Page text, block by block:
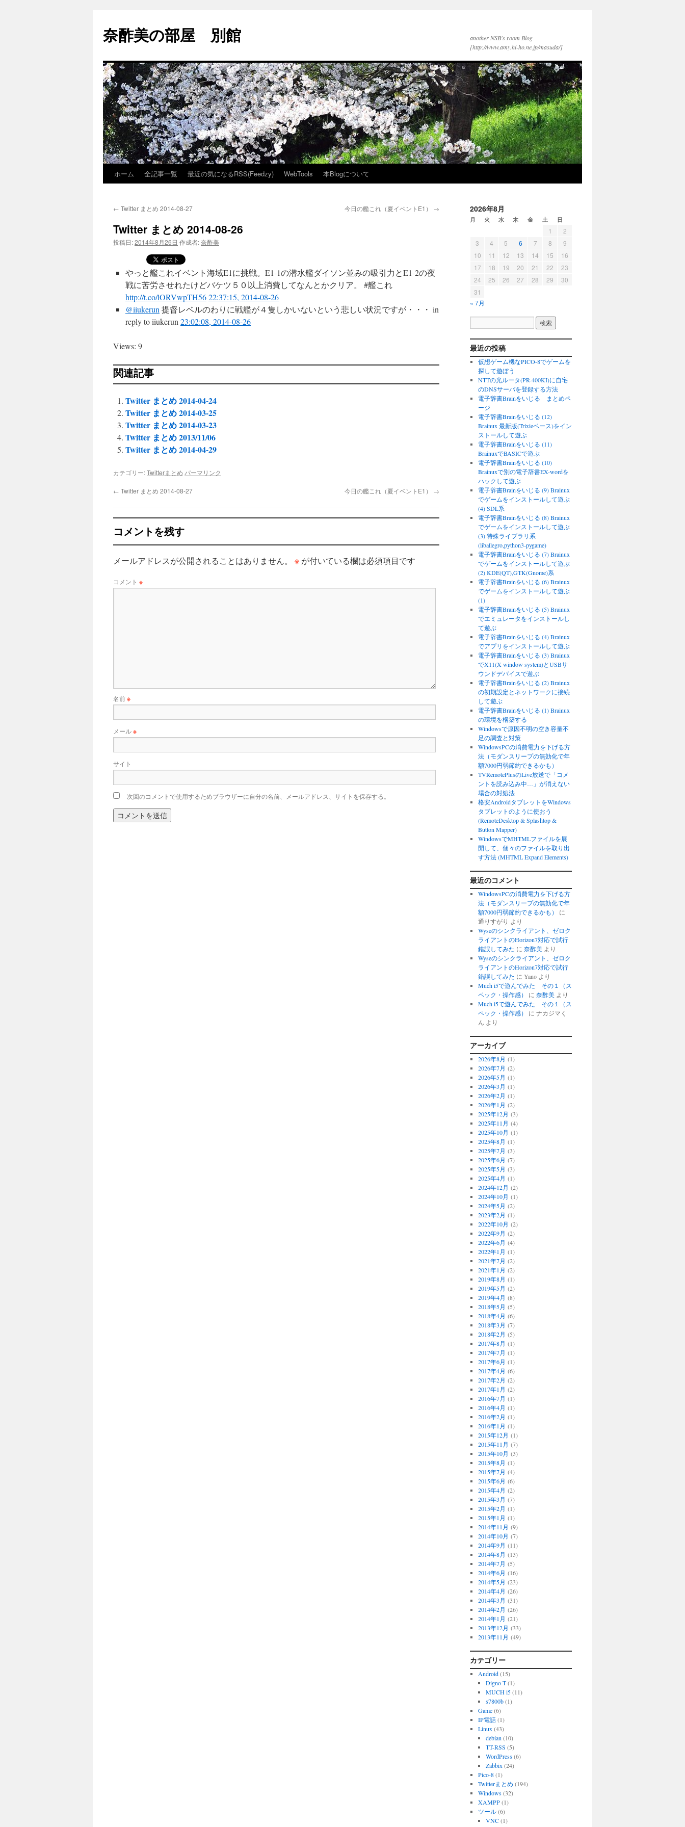
テ
ン
へ
ス
キ
ッ
プ
奈酢美の部屋 別館
another NSB's room Blog
[http://www.amy.hi-ho.ne.jp/masuda/]
ホーム 全記事一覧 最近の気になるRSS(Feedzy) WebTools 本Blogについて
← Twitter まとめ 2014-08-27 今日の艦これ（夏イベントE1） →
Twitter まとめ 2014-08-26
投稿日:2014年8月26日 作成者:奈酢美
やっと艦これイベント海域E1に挑戦。E1-1の潜水艦ダイソン並みの吸引力とE1-2の夜
戦に苦労させれたけどバケツ５０以上消費してなんとかクリア。 #艦これ
http://t.co/lORVwpTH5622:37:15, 2014-08-26
@iiukerun 提督レベルのわりに戦艦が４隻しかいないという悲しい状況ですが・・・ in
reply to iiukerun 23:02:08, 2014-08-26
Views: 9
関連記事
Twitter まとめ 2014-04-24
Twitter まとめ 2014-03-25
Twitter まとめ 2014-03-23
Twitter まとめ 2013/11/06
Twitter まとめ 2014-04-29
カテゴリー:Twitterまとめ パーマリンク
← Twitter まとめ 2014-08-27 今日の艦これ（夏イベントE1） →
コメントを残す
メールアドレスが公開されることはありません。 ※ が付いている欄は必須項目です
コメント ※
名前※
メール※
サイト
次回のコメントで使用するためブラウザーに自分の名前、メールアドレス、サイトを保存する。
2026年8月
月 火 水 木 金 土 日
1
2
3
4 5 6 7 8
9
10
11 12 13 14 15
16
17
18 19 20 21 22
23
24
25 26 27 28 29
30
31
« 7月
最近の投稿
仮想ゲーム機なPICO-8でゲームを
探して遊ぼう
NTTの光ルータ(PR-400KI)に自宅
のDNSサーバを登録する方法
電子辞書Brainをいじる まとめペ
ージ
電子辞書Brainをいじる (12)
Brainux 最新版(Trixieベース)をイン
ストールして遊ぶ
電子辞書Brainをいじる (11)
BrainuxでBASICで遊ぶ
電子辞書Brainをいじる (10)
Brainuxで別の電子辞書EX-wordを
ハックして遊ぶ
電子辞書Brainをいじる (9) Brainux
でゲームをインストールして遊ぶ
(4) SDL系
電子辞書Brainをいじる (8) Brainux
でゲームをインストールして遊ぶ
(3) 特殊ライブラリ系
(liballegro,python3-pygame)
電子辞書Brainをいじる (7) Brainux
でゲームをインストールして遊ぶ
(2) KDE(QT),GTK(Gnome)系
電子辞書Brainをいじる (6) Brainux
でゲームをインストールして遊ぶ
(1)
電子辞書Brainをいじる (5) Brainux
でエミュレータをインストールし
て遊ぶ
電子辞書Brainをいじる (4) Brainux
でアプリをインストールして遊ぶ
電子辞書Brainをいじる (3) Brainux
でX11(X window system)とUSBサ
ウンドデバイスで遊ぶ
電子辞書Brainをいじる (2) Brainux
の初期設定とネットワークに接続
して遊ぶ
電子辞書Brainをいじる (1) Brainux
の環境を構築する
Windowsで原因不明の空き容量不
足の調査と対策
WindowsPCの消費電力を下げる方
法（モダンスリープの無効化で年
額7000円弱節約できるかも）
TVRemotePlusのLive放送で「コメ
ントを読み込み中…」が消えない
場合の対処法
格安AndroidタブレットをWindows
タブレットのように使おう
(RemoteDesktop & Splashtop &
Button Mapper)
WindowsでMHTMLファイルを展
開して、個々のファイルを取り出
す方法 (MHTML Expand Elements)
最近のコメント
WindowsPCの消費電力を下げる方
法（モダンスリープの無効化で年
額7000円弱節約できるかも）
に
通りすがり より
Wyseのシンクライアント、ゼロク
ライアントのHorizon7対応で試行
錯誤してみた に 奈酢美より
Wyseのシンクライアント、ゼロク
ライアントのHorizon7対応で試行
錯誤してみた に Yanoより
Much i5で遊んでみた その１（ス
ペック・操作感）
に 奈酢美より
Much i5で遊んでみた その１（ス
ペック・操作感）
に ナカジマく
ん より
アーカイブ
2026年8月 (1)
2026年7月 (2)
2026年5月 (1)
2026年3月 (1)
2026年2月 (1)
2026年1月 (2)
2025年12月 (3)
2025年11月 (4)
2025年10月 (1)
2025年8月 (1)
2025年7月 (3)
2025年6月 (7)
2025年5月 (3)
2025年4月 (1)
2024年12月 (2)
2024年10月 (1)
2024年5月 (2)
2023年2月 (1)
2022年10月 (2)
2022年9月 (2)
2022年6月 (4)
2022年1月 (1)
2021年7月 (2)
2021年1月 (2)
2019年8月 (1)
2019年5月 (2)
2019年4月 (8)
2018年5月 (5)
2018年4月 (6)
2018年3月 (7)
2018年2月 (5)
2017年8月 (1)
2017年7月 (1)
2017年6月 (1)
2017年4月 (6)
2017年2月 (2)
2017年1月 (2)
2016年7月 (1)
2016年4月 (1)
2016年2月 (1)
2016年1月 (1)
2015年12月 (1)
2015年11月 (7)
2015年10月 (3)
2015年8月 (1)
2015年7月 (4)
2015年6月 (6)
2015年4月 (2)
2015年3月 (7)
2015年2月 (1)
2015年1月 (1)
2014年11月 (9)
2014年10月 (7)
2014年9月 (11)
2014年8月 (13)
2014年7月 (5)
2014年6月 (16)
2014年5月 (23)
2014年4月 (26)
2014年3月 (31)
2014年2月 (26)
2014年1月 (21)
2013年12月 (33)
2013年11月 (49)
カテゴリー
Android(15)
Digno T(1)
MUCH i5(11)
s7800b(1)
Game(6)
IP電話(1)
Linux (43)
debian (10)
TT-RSS (5)
WordPress(6)
Zabbix (24)
Pico-8(1)
Twitterまとめ (194)
Windows(32)
XAMPP(1)
ツール(6)
VNC(1)